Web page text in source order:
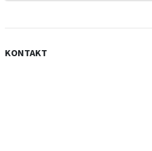
KONTAKT